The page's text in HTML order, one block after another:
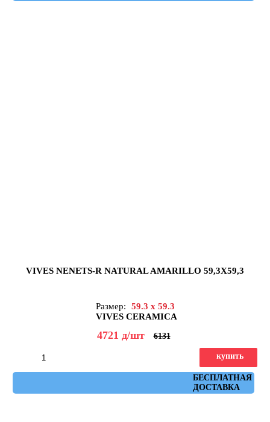
VIVES NENETS-R NATURAL AMARILLO 59,3X59,3
Размер:
59.3 x 59.3
VIVES CERAMICA
4721 д/шт 6131
БЕСПЛАТНАЯ
ДОСТАВКА
купить
Артикул: nenets_r_natural_amarillo_59,3x59,3